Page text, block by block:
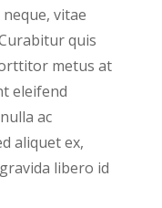
vitae
quis
metus at
eleifend
ac
aliquet ex,
libero id